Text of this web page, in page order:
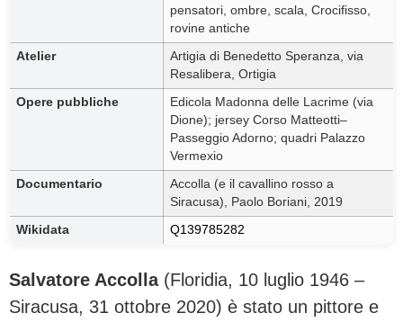
pensatori, ombre, scala, Crocifisso,
rovine antiche
Atelier
Artigia di Benedetto Speranza, via
Resalibera, Ortigia
Opere pubbliche
Edicola Madonna delle Lacrime (via
Dione); jersey Corso Matteotti–
Passeggio Adorno; quadri Palazzo
Vermexio
Documentario
Accolla (e il cavallino rosso a
Siracusa), Paolo Boriani, 2019
Wikidata Q139785282
Salvatore Accolla(Floridia, 10 luglio 1946 –
Siracusa, 31 ottobre 2020) è stato un pittore e